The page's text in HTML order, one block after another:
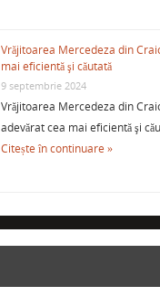
Vrăjitoarea Mercedeza din
mai eficientă şi căutată
9 septembrie 2024
Vrăjitoarea Mercedeza din
adevărat cea mai eficientă şi
Citește în continuare »